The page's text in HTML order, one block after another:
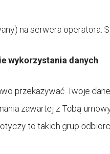
na serwera operatora:
wykorzystania danych
przekazywać Twoje
zawartej z Tobą
to takich grup